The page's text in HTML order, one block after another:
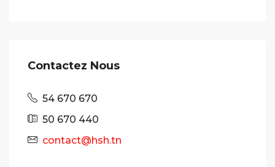
Contactez Nous
54 670 670
50 670 440
contact@hsh.tn